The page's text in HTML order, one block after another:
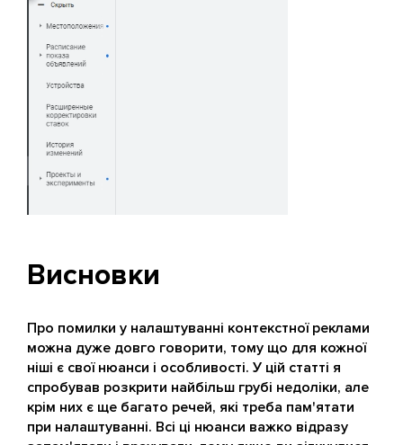
Висновки
Про помилки у налаштуванні контекстної реклами
можна дуже довго говорити, тому що для кожної
ніші є свої нюанси і особливості. У цій статті я
спробував розкрити найбільш грубі недоліки, але
крім них є ще багато речей, які треба пам'ятати
при налаштуванні. Всі ці нюанси важко відразу